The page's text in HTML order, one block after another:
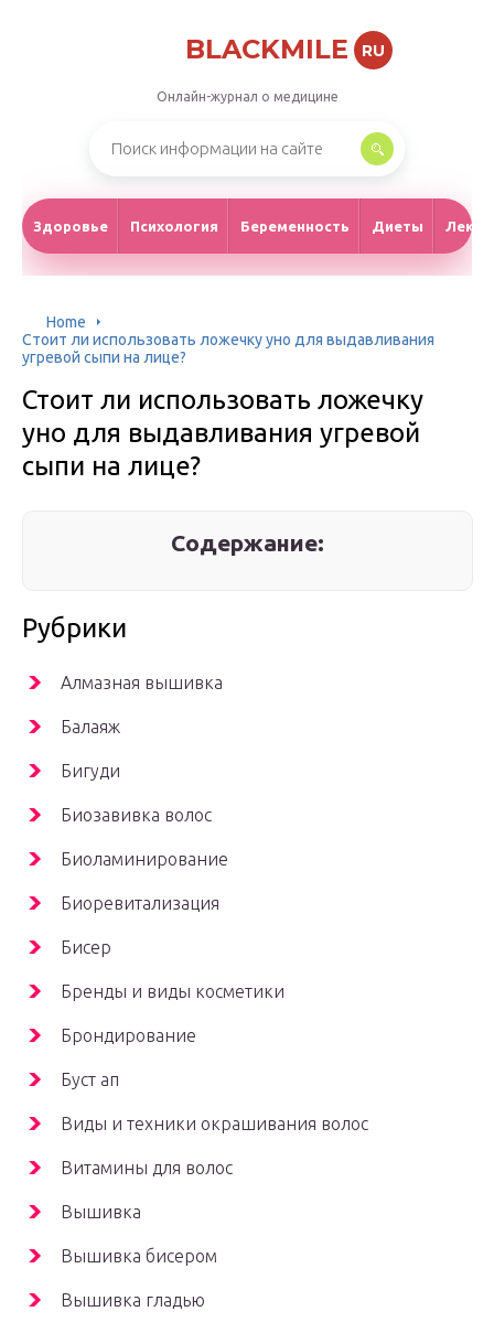
BLACKMILE RU
Онлайн-журнал о медицине
Здоровье Психология Беременность Диеты
Home
Стоит ли использовать ложечку уно для выдавливания
угревой сыпи на лице?
Стоит ли использовать ложечку
уно для выдавливания угревой
сыпи на лице?
Содержание:
Рубрики
Алмазная вышивка
Балаяж
Бигуди
Биозавивка волос
Биоламинирование
Биоревитализация
Бисер
Бренды и виды косметики
Брондирование
Буст ап
Виды и техники окрашивания волос
Витамины для волос
Вышивка
Вышивка бисером
Вышивка гладью